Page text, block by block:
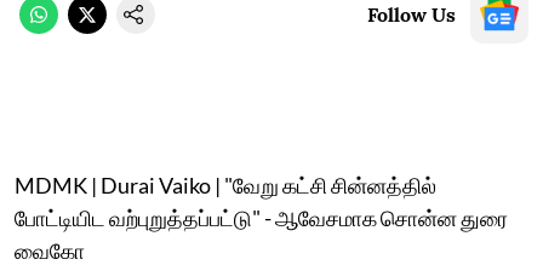
Follow Us
MDMK | Durai Vaiko | "வேறு கட்சி சின்னத்தில்
போட்டியிட வற்புறுத்தப்பட்டு" - ஆவேசமாக சொன்ன துரை
வைகோ